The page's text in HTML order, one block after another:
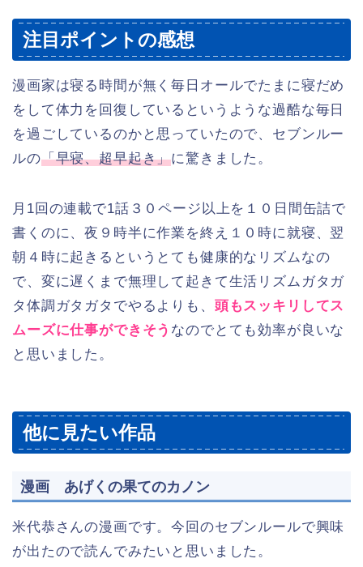
注目ポイントの感想
漫画家は寝る時間が無く毎日オールでたまに寝だめ
をして体力を回復しているというような過酷な毎日
を過ごしているのかと思っていたので、セブンルー
ルの「早寝、超早起き」に驚きました。
月1回の連載で1話３０ページ以上を１０日間缶詰で
書くのに、夜９時半に作業を終え１０時に就寝、翌
朝４時に起きるというとても健康的なリズムなの
で、変に遅くまで無理して起きて生活リズムガタガ
タ体調ガタガタでやるよりも、 頭もスッキリしてス
ムーズに仕事ができそう なのでとても効率が良いな
と思いました。
他に見たい作品
漫画 あげくの果てのカノン
米代恭さんの漫画です。今回のセブンルールで興味
が出たので読んでみたいと思いました。